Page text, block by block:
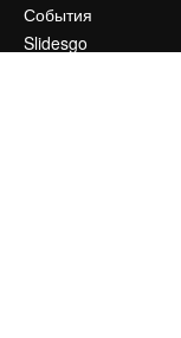
События
Slidesgo